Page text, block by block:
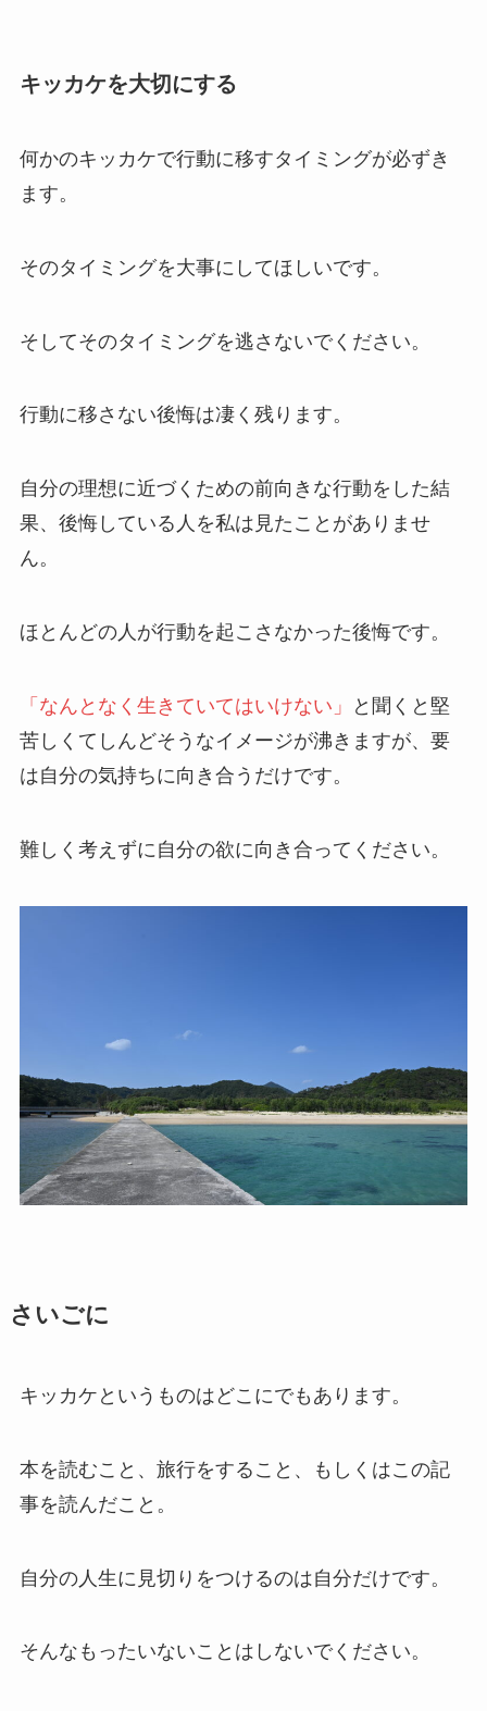
キッカケを大切にする
何かのキッカケで行動に移すタイミングが必ずき
ます。
そのタイミングを大事にしてほしいです。
そしてそのタイミングを逃さないでください。
行動に移さない後悔は凄く残ります。
自分の理想に近づくための前向きな行動をした結
果、後悔している人を私は見たことがありませ
ん。
ほとんどの人が行動を起こさなかった後悔です。
「なんとなく生きていてはいけない」
と聞くと堅
苦しくてしんどそうなイメージが沸きますが、要
は自分の気持ちに向き合うだけです。
難しく考えずに自分の欲に向き合ってください。
さいごに
キッカケというものはどこにでもあります。
本を読むこと、旅行をすること、もしくはこの記
事を読んだこと。
自分の人生に見切りをつけるのは自分だけです。
そんなもったいないことはしないでください。